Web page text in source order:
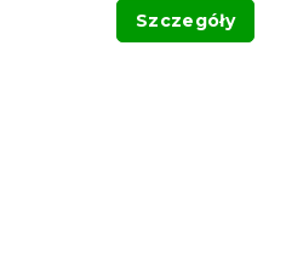
Szczegóły